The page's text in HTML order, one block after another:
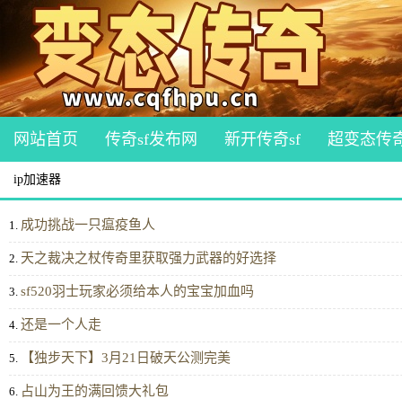
网站首页 传奇sf发布网 新开传奇sf 超变态传
ip加速器
1. 成功挑战一只瘟疫鱼人
2. 天之裁决之杖传奇里获取强力武器的好选择
3. sf520羽士玩家必须给本人的宝宝加血吗
4. 还是一个人走
5. 【独步天下】3月21日破天公测完美
6. 占山为王的满回馈大礼包